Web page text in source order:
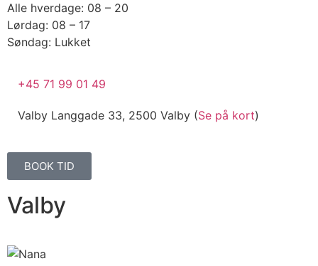
Alle hverdage: 08 – 20
Lørdag: 08 – 17
Søndag: Lukket
+45 71 99 01 49
Valby Langgade 33, 2500 Valby (Se på kort)
BOOK TID
Valby